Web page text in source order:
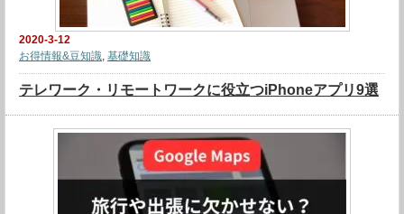
2020-3-12
お得情報&豆知識 基礎知識
テレワーク・リモートワークに役立つiPhoneアプリ9選